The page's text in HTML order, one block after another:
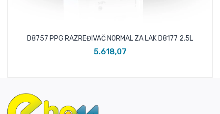
D8757 PPG RAZREĐIVAČ NORMAL ZA LAK D8177 2.5L
5.618,07